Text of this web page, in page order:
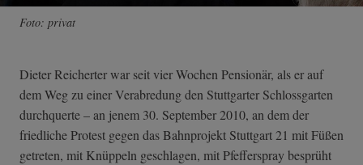
Foto: privat
Dieter Reicherter war seit vier Wochen Pensionär, als er auf
dem Weg zu einer Verabredung den Stuttgarter Schlossgarten
durchquerte – an jenem 30. September 2010, an dem der
friedliche Protest gegen das Bahnprojekt Stuttgart 21 mit Füßen
getreten, mit Knüppeln geschlagen, mit Pfefferspray besprüht